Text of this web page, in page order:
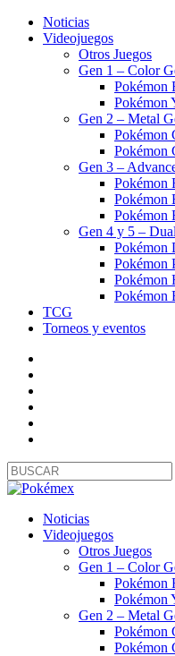
Noticias
Videojuegos
Otros Juegos
Gen 1 – Color
Pokémon
Pokémon
Gen 2 – Metal
Pokémon
Pokémon
Gen 3 –
Pokémon
Pokémon
Pokémon
Gen 4 y 5 –
Pokémon
Pokémon
Pokémon
Pokémon
TCG
Torneos y eventos
Noticias
Videojuegos
Otros Juegos
Gen 1 – Color
Pokémon
Pokémon
Gen 2 – Metal
Pokémon
Pokémon